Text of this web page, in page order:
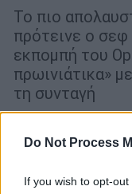
Do Not Process
If you wish to opt-
Το πιο
πρότεινε ο
εκπομπή του
πρωινιάτικα»
τη συνταγή